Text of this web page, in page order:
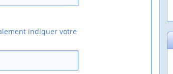
indiquer votre